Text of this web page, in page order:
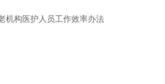
机构医护人员工作效率办法